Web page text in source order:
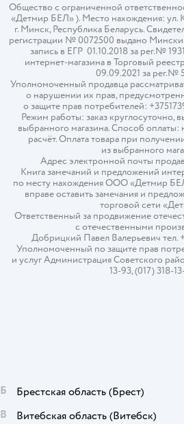
Общество с ограниченной
«Детмир БЕЛ» ). Место нахождения: ул.
г. Минск, Республика Беларусь.
регистрации № 0072500 выдано
запись в ЕГР 01.10.2018 за рег.№
интернет-магазина в Торговый
09.09.2021 за рег.№
Уполномоченный продавца
о нарушении их прав,
о защите прав потребителей:
Режим работы: заказ круглосуточно,
выбранного магазина. Способ
расчёт. Оплата товара при
из выбранного
Адрес электронной почты
Книга замечаний и предложений
по месту нахождения ООО «Детмир
вправе оставить замечания и
торговой сети
Ответственный за продвижение
с отечественными
Добрицкий Павел Валерьевич тел.
Уполномоченный по защите прав
и услуг Администрация Советского
13-93, (017) 318-
Б Брестская область (Брест)
В
Витебская область (Витебск)